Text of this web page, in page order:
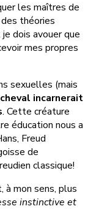
les maîtres de
théories
dois avouer que
mes propres
sexuelles (mais
incarnerait
. Cette créature
éducation nous a
Freud
de
classique!
à mon sens, plus
instinctive et